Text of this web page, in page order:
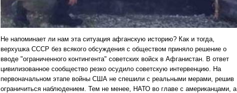
Не напоминает ли нам эта ситуация афганскую историю? Как и тогда,
верхушка СССР без всякого обсуждения с обществом приняло решение о
вводе "ограниченного контингента" советских войск в Афганистан. В ответ
цивилизованное сообщество резко осудило советскую интервенцию. На
первоначальном этапе войны США не спешили с реальными мерами, решив
ограничиться наблюдением. Тем не менее, НАТО во главе с американцами, а